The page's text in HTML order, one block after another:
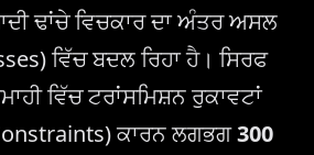
ਢਾਂਚੇ ਵਿਚਕਾਰ ਦਾ ਅੰਤਰ ਅਸਲ
ਵਿੱਚ ਬਦਲ ਰਿਹਾ ਹੈ। ਸਿਰਫ
ਵਿੱਚ ਟਰਾਂਸਮਿਸ਼ਨ ਰੁਕਾਵਟਾਂ
ਕਾਰਨ ਲਗਭਗ300